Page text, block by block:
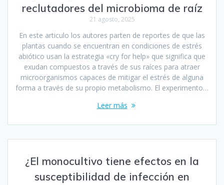
reclutadores del microbioma de raíz
21 agosto, 2025
En este articulo los autores parten de reportes de que las
plantas cuando se encuentran en condiciones de estrés
abiótico usan la estrategia «cry for help» que significa que
exudan compuestos a través de sus raíces para atraer
microorganismos capaces de mitigar el estrés de alguna
forma a través de su propio metabolismo. El experimento…
Leer más
¿El monocultivo tiene efectos en la
susceptibilidad de infección en